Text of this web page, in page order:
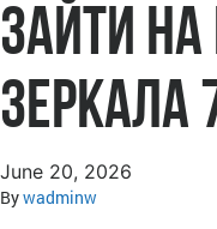
зайти на
зеркала
June 20, 2026
Bywadminw